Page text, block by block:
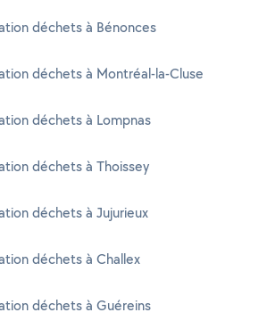
déchets à Bénonces
déchets à Montréal-la-Cluse
déchets à Lompnas
déchets à Thoissey
déchets à Jujurieux
déchets à Challex
déchets à Guéreins